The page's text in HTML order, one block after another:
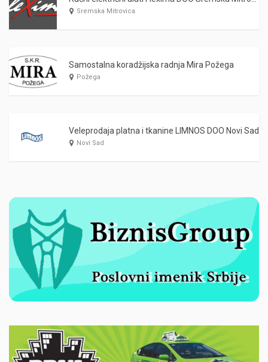
Sremska Mitrovica
Samostalna koradžijska radnja Mira Požega
Požega
Veleprodaja platna i tkanine LIMNOS DOO Novi Sad
Novi Sad